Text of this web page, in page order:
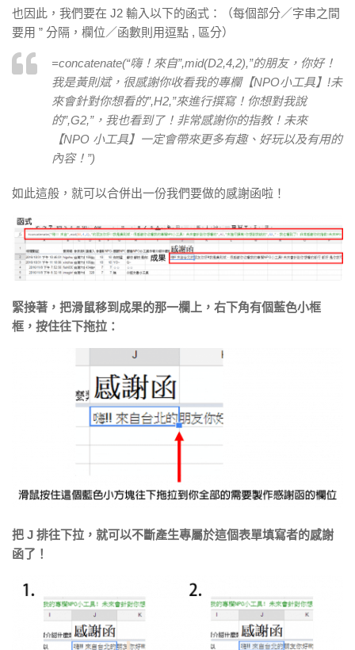
也因此，我們要在 J2 輸入以下的函式：（每個部分／字串之間
要用 ” 分隔，欄位／函數則用逗點 , 區分）
=concatenate(“嗨！來自”,mid(D2,4,2),”的朋友，你好！
我是黃則斌，很感謝你收看我的專欄【NPO小工具】!未
來會針對你想看的”,H2,”來進行撰寫！你想對我說
的”,G2,”，我也看到了！非常感謝你的指教！未來
【NPO 小工具】一定會帶來更多有趣、好玩以及有用的
內容！”)
如此這般，就可以合併出一份我們要做的感謝函啦！
緊接著，把滑鼠移到成果的那一欄上，右下角有個藍色小框
框，按住往下拖拉：
把 J 排往下拉，就可以不斷產生專屬於這個表單填寫者的感謝
函了！